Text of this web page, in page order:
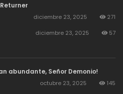
diciembre 23, 2025 271
diciembre 23, 2025 57
abundante, Señor Demonio!
octubre 23, 2025 145